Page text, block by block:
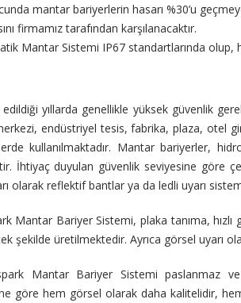
mantar bariyerlerin hasarı %30’u
firmamız tarafından karşılanacaktır.
Mantar Sistemi IP67 standartlarında
yıllarda genellikle yüksek güvenlik
endüstriyel tesis, fabrika, plaza, otel
kullanılmaktadır. Mantar bariyerler,
İhtiyaç duyulan güvenlik seviyesine göre
olarak reflektif bantlar ya da ledli uyarı
Mantar Bariyer Sistemi, plaka tanıma,
şekilde üretilmektedir. Ayrıca görsel uyarı
Mantar Bariyer Sistemi paslanmaz ve
göre hem görsel olarak daha kalitelidir,